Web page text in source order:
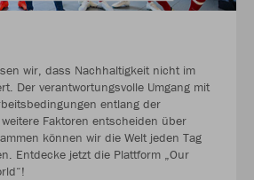
wir, dass Nachhaltigkeit nicht im
Der verantwortungsvolle Umgang mit
entlang der
Faktoren entscheiden über
können wir die Welt jeden Tag
Entdecke jetzt die Plattform „Our